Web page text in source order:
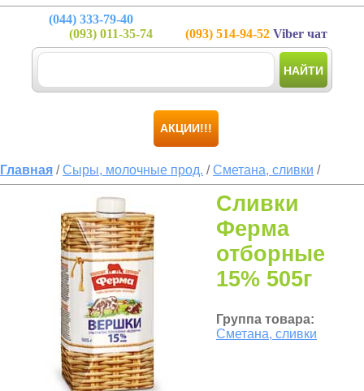
(044) 333-79-40
(093) 011-35-74 (093) 514-94-52 Viber чат
НАЙТИ
АКЦИИ!!!
Главная /Сыры, молочные прод. /Сметана, сливки /
Сливки
Ферма
отборные
15% 505г
Группа товара:
Сметана, сливки